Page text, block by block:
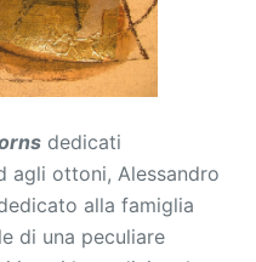
dedicati
agli ottoni, Alessandro
alla famiglia
di una peculiare